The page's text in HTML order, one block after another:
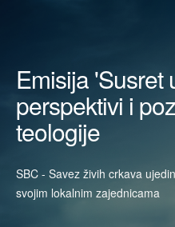
Emisija 'Susret
perspektivi i
teologije
SBC - Savez živih crkava
svojim lokalnim zajednicama